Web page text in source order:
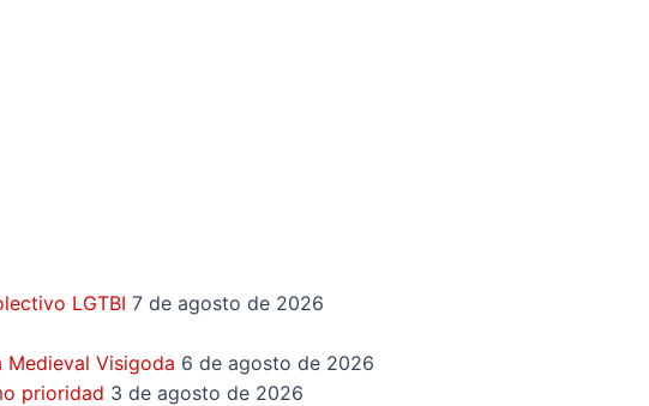
LGTBI 7 de agosto de 2026
Medieval Visigoda 6 de agosto de 2026
prioridad 3 de agosto de 2026